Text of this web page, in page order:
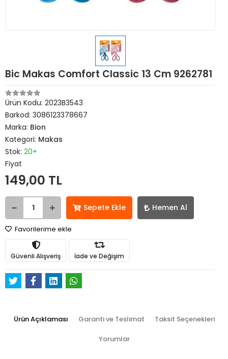
Bic Makas Comfort Classic 13 Cm 9262781
Ürün Kodu: 2023B3543
Barkod: 3086123378667
Marka: Bion
Kategori: Makas
Stok: 20+
Fiyat
149,00 TL
Sepete Ekle Hemen Al
Favorilerime ekle
Güvenli Alışveriş İade ve Değişim
Ürün Açıklaması Garanti ve Teslimat Taksit Seçenekleri
Yorumlar